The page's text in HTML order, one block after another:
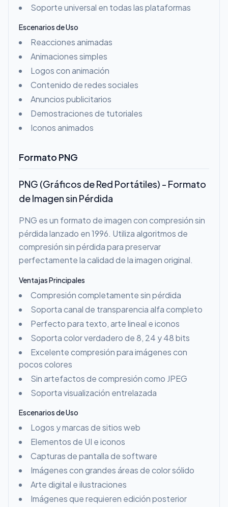
Soporte universal en todas las plataformas
Escenarios de Uso
Reacciones animadas
Animaciones simples
Logos con animación
Contenido de redes sociales
Anuncios publicitarios
Demostraciones de tutoriales
Iconos animados
Formato PNG
PNG (Gráficos de Red Portátiles) - Formato
de Imagen sin Pérdida
PNG es un formato de imagen con compresión sin
pérdida lanzado en 1996. Utiliza algoritmos de
compresión sin pérdida para preservar
perfectamente la calidad de la imagen original.
Ventajas Principales
Compresión completamente sin pérdida
Soporta canal de transparencia alfa completo
Perfecto para texto, arte lineal e iconos
Soporta color verdadero de 8, 24 y 48 bits
Excelente compresión para imágenes con
pocos colores
Sin artefactos de compresión como JPEG
Soporta visualización entrelazada
Escenarios de Uso
Logos y marcas de sitios web
Elementos de UI e iconos
Capturas de pantalla de software
Imágenes con grandes áreas de color sólido
Arte digital e ilustraciones
Imágenes que requieren edición posterior